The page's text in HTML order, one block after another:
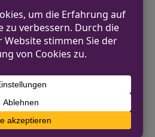
offiziellen Webseite
Herfordhier.
in Löhne – Polizei
NÄCHSTER BEITRAG
lädt zum Gespräch am
STREIFENwagen